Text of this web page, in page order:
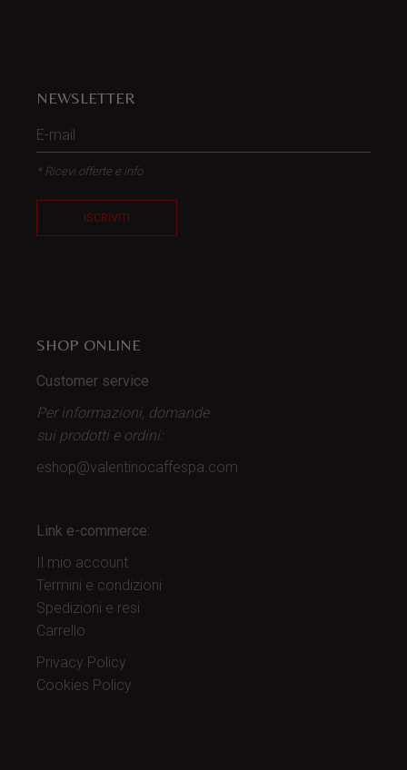
NEWSLETTER
* Ricevi offerte e info
ISCRIVITI
SHOP ONLINE
Customer service
Per informazioni, domande
sui prodotti e ordini:
eshop@valentinocaffespa.com
Link e-commerce:
Il mio account
Termini e condizioni
Spedizioni e resi
Carrello
Privacy Policy
Cookies Policy